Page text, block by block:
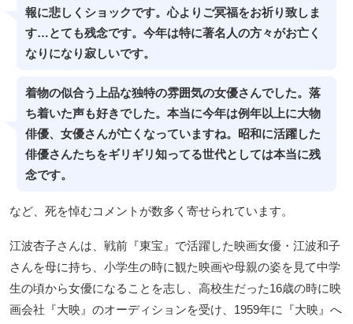
報に悲しくショックです。心よりご冥福をお祈り致しま
す…とても残念です。今年は特に著名人の方々がお亡く
なりになり寂しいです。
着物の似合う上品な独特の雰囲気の女優さんでした。落
ち着いた声も好きでした。本当に今年は例年以上に大物
俳優、女優さんが亡くなっていますね。昭和に活躍した
俳優さんたちをギリギリ知ってる世代としては本当に残
念です。
など、死を悼むコメントが数多く寄せられています。
江波杏子さんは、戦前『東宝』で活躍した映画女優・江波和子
さんを母に持ち、小学生の時に観た映画や母親の姿を見て中学
生の頃から女優になることを志し、高校生だった16歳の時に映
画会社『大映』のオーディションを受け、1959年に『大映』へ